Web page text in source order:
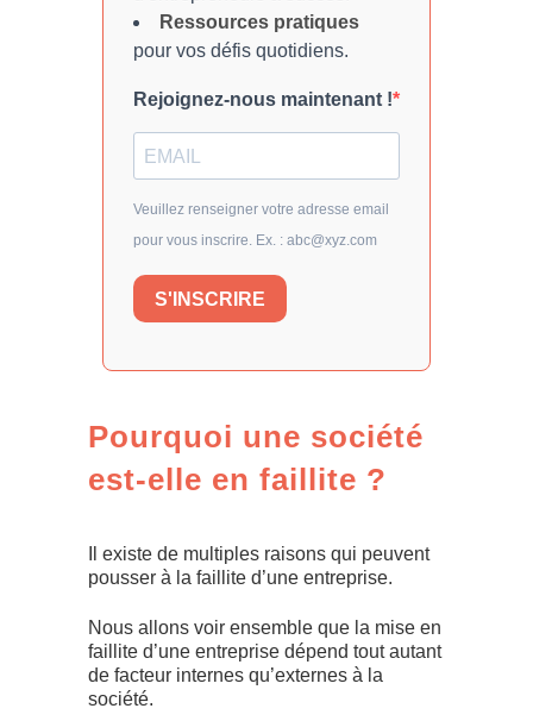
Ressources pratiques
pour vos défis quotidiens.
Rejoignez-nous maintenant !
Veuillez renseigner votre adresse email
pour vous inscrire. Ex. : abc@xyz.com
S'INSCRIRE
Pourquoi une société
est-elle en faillite ?
Il existe de multiples raisons qui peuvent
pousser à la faillite d’une entreprise.
Nous allons voir ensemble que la mise en
faillite d’une entreprise dépend tout autant
de facteur internes qu’externes à la
société.